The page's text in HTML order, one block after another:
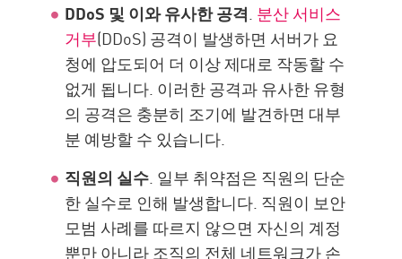
DDoS 및 이와 유사한 공격. 분산 서비스
거부(DDoS) 공격이 발생하면 서버가 요
청에 압도되어 더 이상 제대로 작동할 수
없게 됩니다. 이러한 공격과 유사한 유형
의 공격은 충분히 조기에 발견하면 대부
분 예방할 수 있습니다.
직원의 실수. 일부 취약점은 직원의 단순
한 실수로 인해 발생합니다. 직원이 보안
모범 사례를 따르지 않으면 자신의 계정
뿐만 아니라 조직의 전체 네트워크가 손